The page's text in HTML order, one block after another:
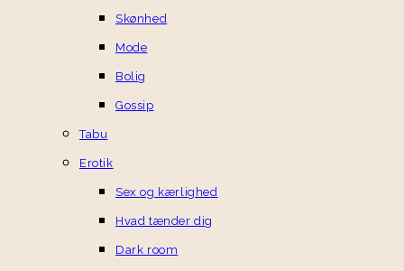
Skønhed
Mode
Bolig
Gossip
Tabu
Erotik
Sex og kærlighed
Hvad tænder dig
Dark room